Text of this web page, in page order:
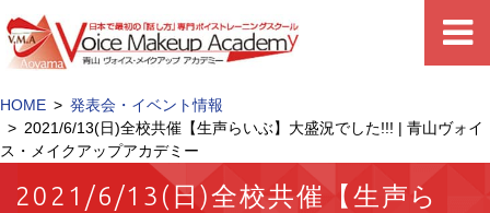
HOME
発表会・イベント情報
2021/6/13(日)全校共催【生声らいぶ】大盛況でした!!! | 青山ヴォイ
ス・メイクアップアカデミー
2021/6/13(日)全校共催【生声ら